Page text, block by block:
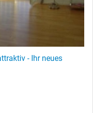
- Ihr neues